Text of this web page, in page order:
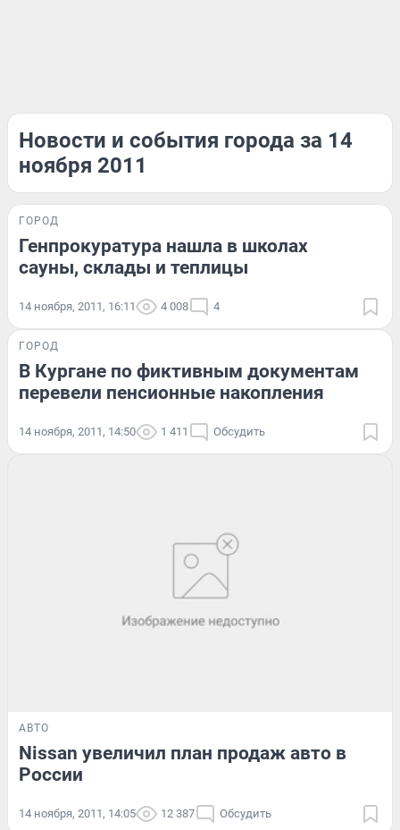
Новости и события города за 14
ноября 2011
ГОРОД
Генпрокуратура нашла в школах
сауны, склады и теплицы
14 ноября, 2011, 16:11 4 008 4
ГОРОД
В Кургане по фиктивным документам
перевели пенсионные накопления
14 ноября, 2011, 14:50 1 411 Обсудить
АВТО
Nissan увеличил план продаж авто в
России
14 ноября, 2011, 14:05 12 387 Обсудить